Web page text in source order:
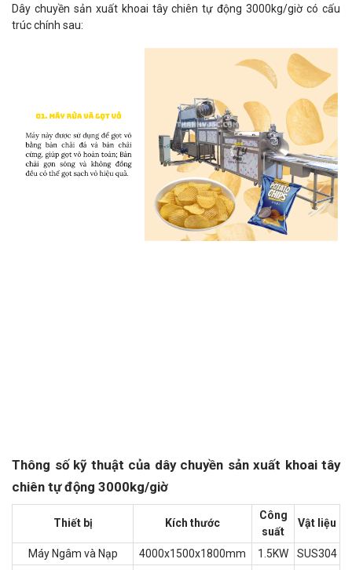
Dây chuyền sản xuất khoai tây chiên tự động 3000kg/giờ có cấu
trúc chính sau:
Thông số kỹ thuật của dây chuyền sản xuất khoai tây
chiên tự động 3000kg/giờ
Thiết bị Kích thước
Công
suất
Vật liệu
Máy Ngâm và Nạp 4000x1500x1800mm 1.5KW
SUS304